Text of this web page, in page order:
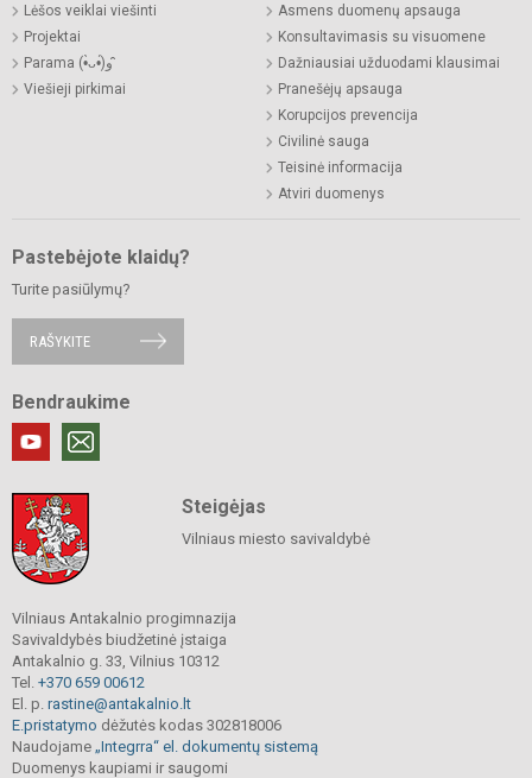
Lėšos veiklai viešinti
Projektai
Parama (•̀ᴗ•́)و ̑̑
Viešieji pirkimai
Asmens duomenų apsauga
Konsultavimasis su visuomene
Dažniausiai užduodami klausimai
Pranešėjų apsauga
Korupcijos prevencija
Civilinė sauga
Teisinė informacija
Atviri duomenys
Pastebėjote klaidų?
Turite pasiūlymų?
RAŠYKITE
Bendraukime
Steigėjas
Vilniaus miesto savivaldybė
Vilniaus Antakalnio progimnazija
Savivaldybės biudžetinė įstaiga
Antakalnio g. 33, Vilnius 10312
Tel. +370 659 00612
El. p. rastine@antakalnio.lt
E.pristatymo dėžutės kodas 302818006
Naudojame „Integrra“ el. dokumentų sistemą
Duomenys kaupiami ir saugomi